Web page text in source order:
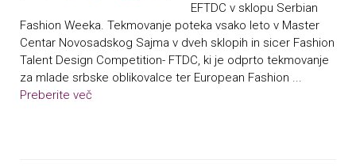
EFTDC v sklopu Serbian
Fashion Weeka. Tekmovanje poteka vsako leto v Master
Centar Novosadskog Sajma v dveh sklopih in sicer Fashion
Talent Design Competition- FTDC, ki je odprto tekmovanje
za mlade srbske oblikovalce ter European Fashion ...
Preberite več